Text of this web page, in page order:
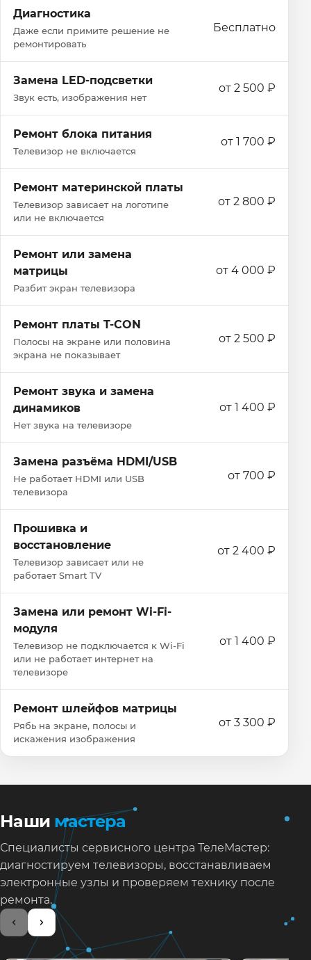
Диагностика
Даже если примите решение не
ремонтировать
Бесплатно
Замена LED-подсветки
Звук есть, изображения нет
от 2 500 ₽
Ремонт блока питания
Телевизор не включается
от 1 700 ₽
Ремонт материнской платы
Телевизор зависает на логотипе
или не включается
от 2 800 ₽
Ремонт или замена
матрицы
Разбит экран телевизора
от 4 000 ₽
Ремонт платы T-CON
Полосы на экране или половина
экрана не показывает
от 2 500 ₽
Ремонт звука и замена
динамиков
Нет звука на телевизоре
от 1 400 ₽
Замена разъёма HDMI/USB
Не работает HDMI или USB
телевизора
от 700 ₽
Прошивка и
восстановление
Телевизор зависает или не
работает Smart TV
от 2 400 ₽
Замена или ремонт Wi‑Fi-
модуля
Телевизор не подключается к Wi‑Fi
или не работает интернет на
телевизоре
от 1 400 ₽
Ремонт шлейфов матрицы
Рябь на экране, полосы и
искажения изображения
от 3 300 ₽
Наши мастера
Специалисты сервисного центра ТелеМастер:
диагностируем телевизоры, восстанавливаем
электронные узлы и проверяем технику после
ремонта.